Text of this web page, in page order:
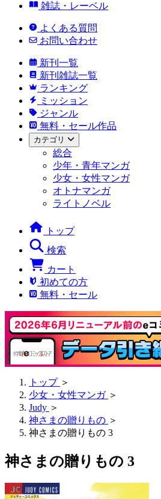
雑誌・レーベル
よくある質問
お問い合わせ
新刊一覧
新刊雑誌一覧
ランキング
ミッション
ジャンル
無料・セール作品
カテゴリ
総合
少年・青年マンガ
少女・女性マンガ
オトナマンガ
ライトノベル
トップ
検索
カート
初めての方
無料・セール
トップ ＞
少女・女性マンガ ＞
Judy ＞
神さまの贈りもの ＞
神さまの贈りもの 3
神さまの贈りもの 3